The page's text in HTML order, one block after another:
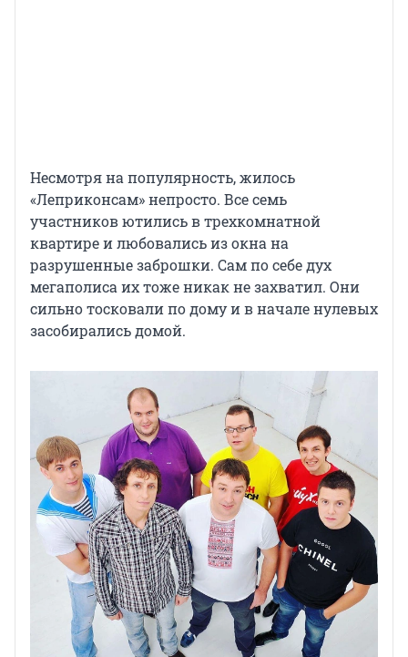
Несмотря на популярность, жилось
«Леприконсам» непросто. Все семь
участников ютились в трехкомнатной
квартире и любовались из окна на
разрушенные заброшки. Сам по себе дух
мегаполиса их тоже никак не захватил. Они
сильно тосковали по дому и в начале нулевых
засобирались домой.